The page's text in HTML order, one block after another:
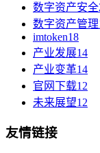
数字资产安全
数字资产管理
imtoken18
产业发展14
产业变革14
官网下载12
未来展望12
友情链接